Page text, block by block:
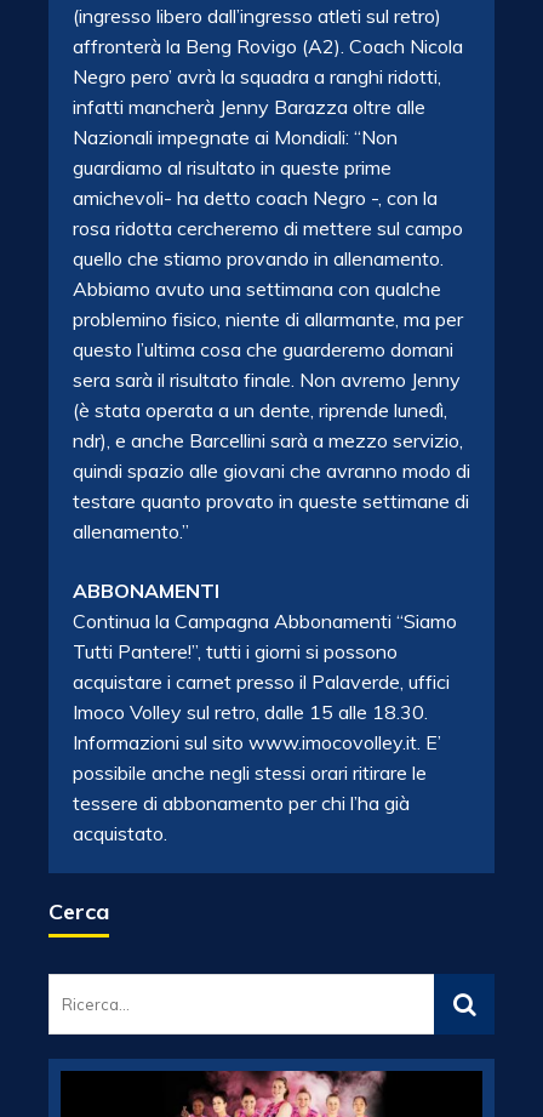
(ingresso libero dall’ingresso atleti sul retro)
affronterà la Beng Rovigo (A2). Coach Nicola
Negro pero’ avrà la squadra a ranghi ridotti,
infatti mancherà Jenny Barazza oltre alle
Nazionali impegnate ai Mondiali: “Non
guardiamo al risultato in queste prime
amichevoli- ha detto coach Negro -, con la
rosa ridotta cercheremo di mettere sul campo
quello che stiamo provando in allenamento.
Abbiamo avuto una settimana con qualche
problemino fisico, niente di allarmante, ma per
questo l’ultima cosa che guarderemo domani
sera sarà il risultato finale. Non avremo Jenny
(è stata operata a un dente, riprende lunedì,
ndr), e anche Barcellini sarà a mezzo servizio,
quindi spazio alle giovani che avranno modo di
testare quanto provato in queste settimane di
allenamento.”
ABBONAMENTI
Continua la Campagna Abbonamenti “Siamo
Tutti Pantere!”, tutti i giorni si possono
acquistare i carnet presso il Palaverde, uffici
Imoco Volley sul retro, dalle 15 alle 18.30.
Informazioni sul sito www.imocovolley.it. E’
possibile anche negli stessi orari ritirare le
tessere di abbonamento per chi l’ha già
acquistato.
Cerca